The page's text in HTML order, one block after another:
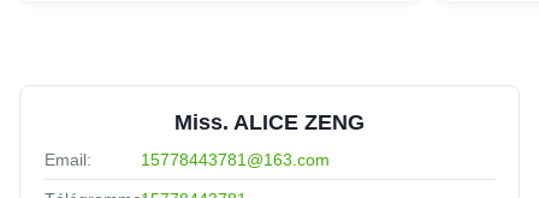
Miss. ALICE ZENG
Email: 15778443781@163.com